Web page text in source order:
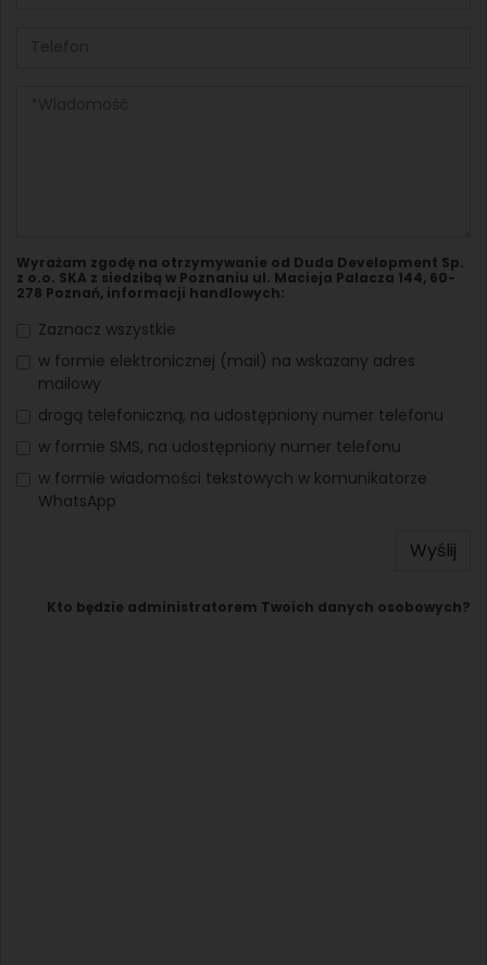
Wyrażam zgodę na otrzymywanie od Duda Development Sp.
z o.o. SKA z siedzibą w Poznaniu ul. Macieja Palacza 144, 60-
278 Poznań, informacji handlowych:
Zaznacz wszystkie
w formie elektronicznej (mail) na wskazany adres
mailowy
drogą telefoniczną, na udostępniony numer telefonu
w formie SMS, na udostępniony numer telefonu
w formie wiadomości tekstowych w komunikatorze
WhatsApp
Wyślij
Kto będzie administratorem Twoich danych osobowych?